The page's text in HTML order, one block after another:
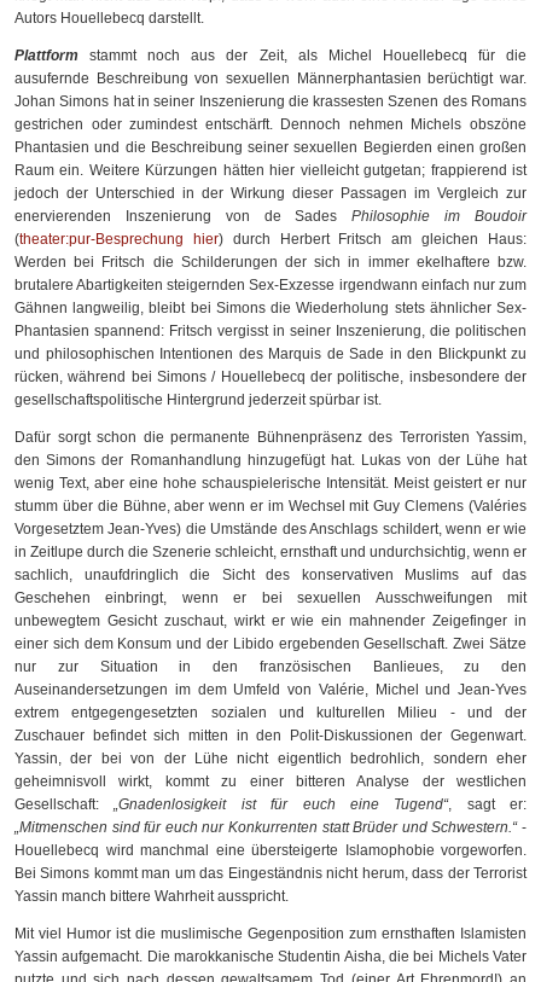
Autors Houellebecq darstellt.
Plattform stammt noch aus der Zeit, als Michel Houellebecq für die
ausufernde Beschreibung von sexuellen Männerphantasien berüchtigt war.
Johan Simons hat in seiner Inszenierung die krassesten Szenen des Romans
gestrichen oder zumindest entschärft. Dennoch nehmen Michels obszöne
Phantasien und die Beschreibung seiner sexuellen Begierden einen großen
Raum ein. Weitere Kürzungen hätten hier vielleicht gutgetan; frappierend ist
jedoch der Unterschied in der Wirkung dieser Passagen im Vergleich zur
enervierenden Inszenierung von de SadesPhilosophie im Boudoir
(theater:pur-Besprechung hier) durch Herbert Fritsch am gleichen Haus:
Werden bei Fritsch die Schilderungen der sich in immer ekelhaftere bzw.
brutalere Abartigkeiten steigernden Sex-Exzesse irgendwann einfach nur zum
Gähnen langweilig, bleibt bei Simons die Wiederholung stets ähnlicher Sex-
Phantasien spannend: Fritsch vergisst in seiner Inszenierung, die politischen
und philosophischen Intentionen des Marquis de Sade in den Blickpunkt zu
rücken, während bei Simons / Houellebecq der politische, insbesondere der
gesellschaftspolitische Hintergrund jederzeit spürbar ist.
Dafür sorgt schon die permanente Bühnenpräsenz des Terroristen Yassim,
den Simons der Romanhandlung hinzugefügt hat. Lukas von der Lühe hat
wenig Text, aber eine hohe schauspielerische Intensität. Meist geistert er nur
stumm über die Bühne, aber wenn er im Wechsel mit Guy Clemens (Valéries
Vorgesetztem Jean-Yves) die Umstände des Anschlags schildert, wenn er wie
in Zeitlupe durch die Szenerie schleicht, ernsthaft und undurchsichtig, wenn er
sachlich, unaufdringlich die Sicht des konservativen Muslims auf das
Geschehen einbringt, wenn er bei sexuellen Ausschweifungen mit
unbewegtem Gesicht zuschaut, wirkt er wie ein mahnender Zeigefinger in
einer sich dem Konsum und der Libido ergebenden Gesellschaft. Zwei Sätze
nur zur Situation in den französischen Banlieues, zu den
Auseinandersetzungen im dem Umfeld von Valérie, Michel und Jean-Yves
extrem entgegengesetzten sozialen und kulturellen Milieu - und der
Zuschauer befindet sich mitten in den Polit-Diskussionen der Gegenwart.
Yassin, der bei von der Lühe nicht eigentlich bedrohlich, sondern eher
geheimnisvoll wirkt, kommt zu einer bitteren Analyse der westlichen
Gesellschaft:„Gnadenlosigkeit ist für euch eine Tugend“, sagt er:
„Mitmenschen sind für euch nur Konkurrenten statt Brüder und Schwestern.“-
Houellebecq wird manchmal eine übersteigerte Islamophobie vorgeworfen.
Bei Simons kommt man um das Eingeständnis nicht herum, dass der Terrorist
Yassin manch bittere Wahrheit ausspricht.
Mit viel Humor ist die muslimische Gegenposition zum ernsthaften Islamisten
Yassin aufgemacht. Die marokkanische Studentin Aisha, die bei Michels Vater